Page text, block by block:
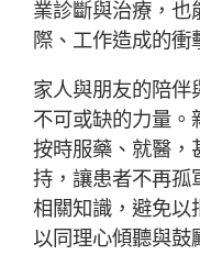
業診斷與治療，也
際、工作造成的衝
家人與朋友的陪
不可或缺的力量
按時服藥、就醫，
持，讓患者不再孤
相關知識，避免以
以同理心傾聽與鼓